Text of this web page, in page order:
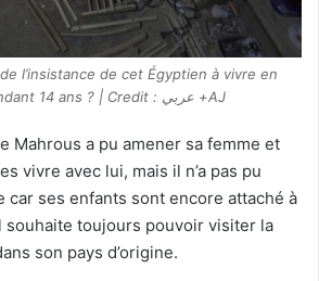
l’insistance de cet Égyptien à vivre en
Algérie pendant 14 ans ? | Credit : عربي +AJ
Mahrous a pu amener sa femme et
vivre avec lui, mais il n’a pas pu
car ses enfants sont encore attaché à
souhaite toujours pouvoir visiter la
son pays d’origine.